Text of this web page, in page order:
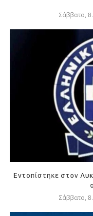
Σάββατο, 8
Εντοπίστηκε στον
Σάββατο, 8